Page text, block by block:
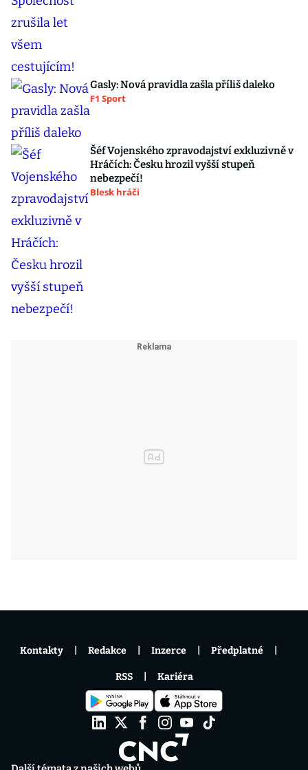
Gasly: Nová pravidla zašla příliš daleko
F1 Sport
Šéf Vojenského zpravodajství exkluzivně v
Hráčích: Česku hrozil vyšší stupeň
nebezpečí!
Blesk hráči
Kontakty Redakce Inzerce Předplatné
RSS Kariéra